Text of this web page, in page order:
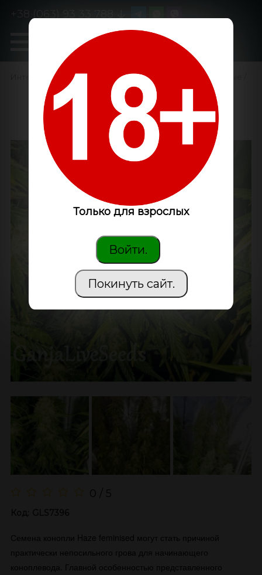
GanjaLiveSeeds
Только для взрослых
Войти.
Покинуть сайт.
Интернет-магазин Семена конопли Феминизированные
Haze feminised
GanjaLiveSeeds
0 / 5
Семена конопли Haze feminised могут стать причиной
практически непосильного грова для начинающего
коноплевода. Главной особенностью представленного